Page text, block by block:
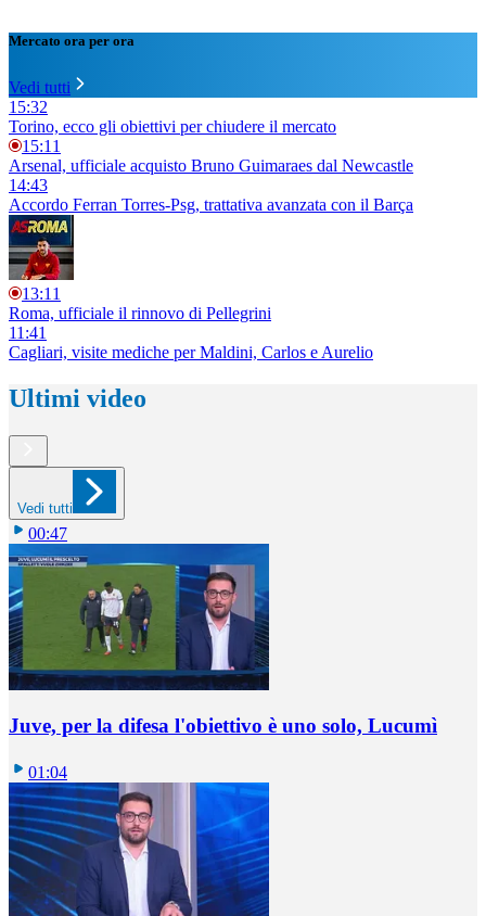
Mercato ora per ora
Vedi tutti
15:32
Torino, ecco gli obiettivi per chiudere il mercato
15:11
Arsenal, ufficiale acquisto Bruno Guimaraes dal Newcastle
14:43
Accordo Ferran Torres-Psg, trattativa avanzata con il Barça
13:11
Roma, ufficiale il rinnovo di Pellegrini
11:41
Cagliari, visite mediche per Maldini, Carlos e Aurelio
Ultimi video
Vedi tutti
00:47
Juve, per la difesa l'obiettivo è uno solo, Lucumì
01:04